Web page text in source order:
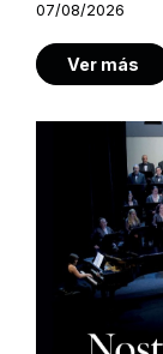
07/08/2026
Ver más